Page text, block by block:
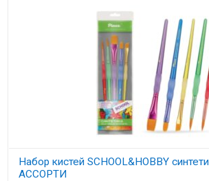
Набор кистей SCHOOL&HOBBY
АССОРТИ